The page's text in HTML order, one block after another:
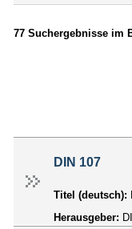
77 Suchergebnisse im
DIN 107
Titel (deutsch):
Herausgeber: